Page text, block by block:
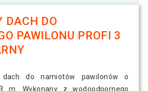
DACH DO
PAWILONU PROFI 3
dach do namiotów pawilonów o
Wykonany z wodoodpornego